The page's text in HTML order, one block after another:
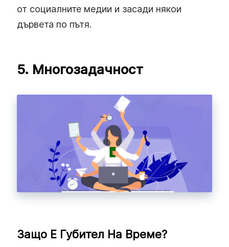
от социалните медии и засади някои
дървета по пътя.
5. Многозадачност
Защо Е Губител На Време?